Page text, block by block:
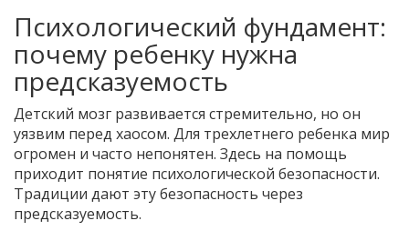
Психологический фундамент:
почему ребенку нужна
предсказуемость
Детский мозг развивается стремительно, но он
уязвим перед хаосом. Для трехлетнего ребенка мир
огромен и часто непонятен. Здесь на помощь
приходит понятие психологической безопасности.
Традиции дают эту безопасность через
предсказуемость.